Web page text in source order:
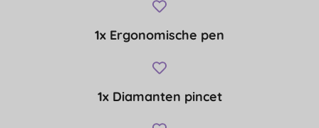
1x Ergonomische pen
1x Diamanten pincet